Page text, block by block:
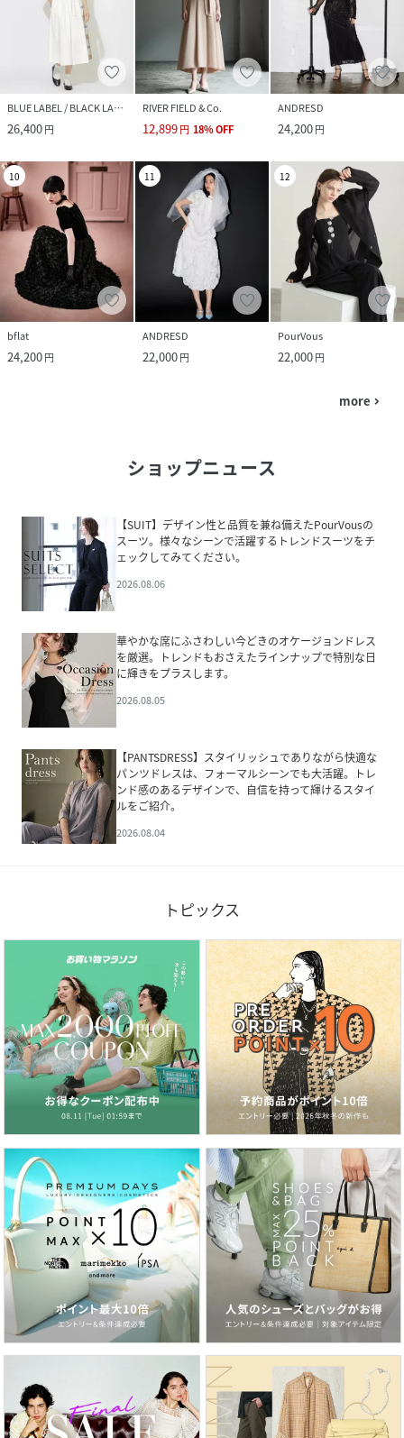
BLUE LABEL / BLACK LABEL CRESTBRIDGE
26,400円
RIVER FIELD & Co.
12,899円 18%OFF
ANDRESD
24,200円
10
bflat
24,200円
11
ANDRESD
22,000円
12
PourVous
22,000円
more navigate_next
ショップニュース
【SUIT】デザイン性と品質を兼ね備えたPourVousの
スーツ。様々なシーンで活躍するトレンドスーツをチ
ェックしてみてください。
2026.08.06
華やかな席にふさわしい今どきのオケージョンドレス
を厳選。トレンドもおさえたラインナップで特別な日
に輝きをプラスします。
2026.08.05
【PANTSDRESS】スタイリッシュでありながら快適な
パンツドレスは、フォーマルシーンでも大活躍。トレ
ンド感のあるデザインで、自信を持って輝けるスタイ
ルをご紹介。
2026.08.04
トピックス